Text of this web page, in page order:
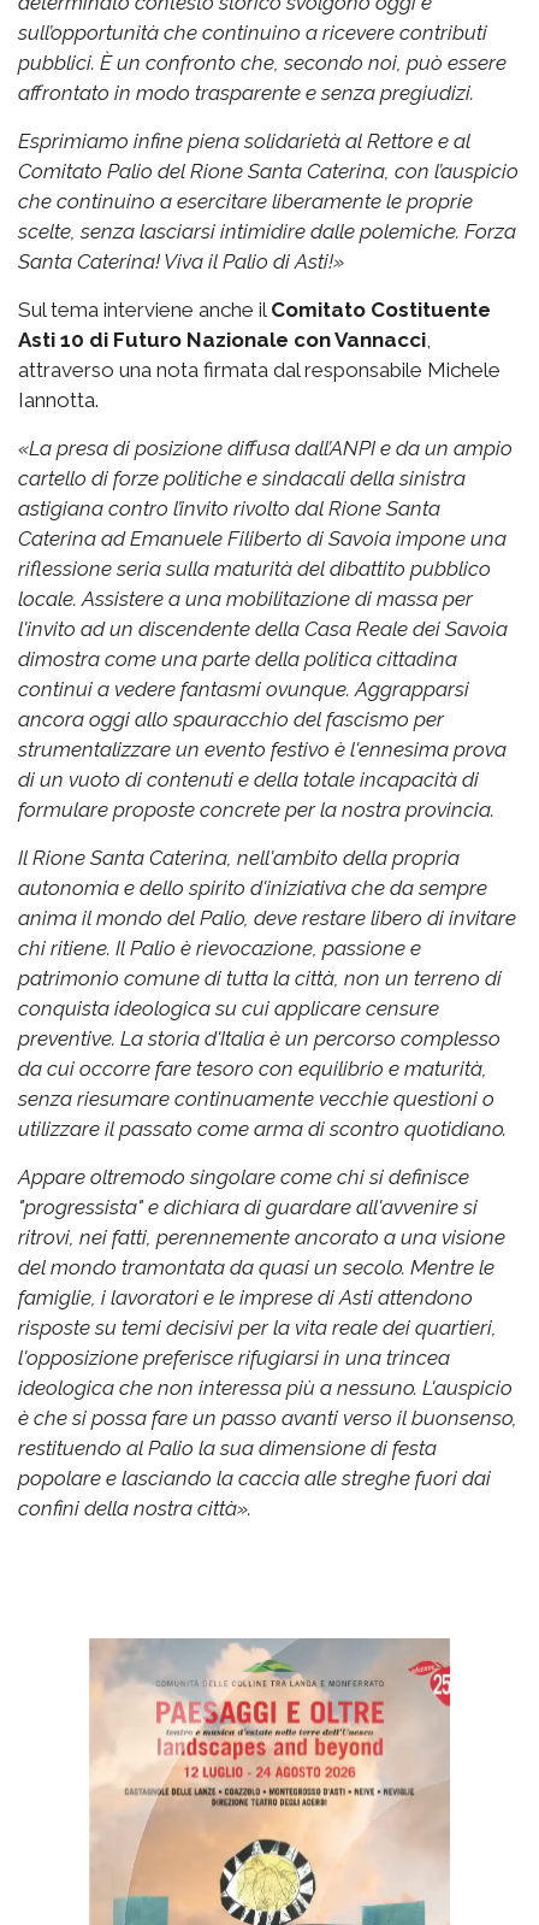
sull’opportunità che continuino a ricevere contributi
pubblici. È un confronto che, secondo noi, può essere
affrontato in modo trasparente e senza pregiudizi.
Esprimiamo infine piena solidarietà al Rettore e al
Comitato Palio del Rione Santa Caterina, con l’auspicio
che continuino a esercitare liberamente le proprie
scelte, senza lasciarsi intimidire dalle polemiche. Forza
Santa Caterina! Viva il Palio di Asti!»
Sul tema interviene anche il Comitato Costituente
Asti 10 di Futuro Nazionale con Vannacci,
attraverso una nota firmata dal responsabile Michele
Iannotta.
«La presa di posizione diffusa dall’ANPI e da un ampio
cartello di forze politiche e sindacali della sinistra
astigiana contro l’invito rivolto dal Rione Santa
Caterina ad Emanuele Filiberto di Savoia impone una
riflessione seria sulla maturità del dibattito pubblico
locale. Assistere a una mobilitazione di massa per
l'invito ad un discendente della Casa Reale dei Savoia
dimostra come una parte della politica cittadina
continui a vedere fantasmi ovunque. Aggrapparsi
ancora oggi allo spauracchio del fascismo per
strumentalizzare un evento festivo è l'ennesima prova
di un vuoto di contenuti e della totale incapacità di
formulare proposte concrete per la nostra provincia.
Il Rione Santa Caterina, nell'ambito della propria
autonomia e dello spirito d'iniziativa che da sempre
anima il mondo del Palio, deve restare libero di invitare
chi ritiene. Il Palio è rievocazione, passione e
patrimonio comune di tutta la città, non un terreno di
conquista ideologica su cui applicare censure
preventive. La storia d'Italia è un percorso complesso
da cui occorre fare tesoro con equilibrio e maturità,
senza riesumare continuamente vecchie questioni o
utilizzare il passato come arma di scontro quotidiano.
Appare oltremodo singolare come chi si definisce
"progressista" e dichiara di guardare all'avvenire si
ritrovi, nei fatti, perennemente ancorato a una visione
del mondo tramontata da quasi un secolo. Mentre le
famiglie, i lavoratori e le imprese di Asti attendono
risposte su temi decisivi per la vita reale dei quartieri,
l'opposizione preferisce rifugiarsi in una trincea
ideologica che non interessa più a nessuno. L'auspicio
è che si possa fare un passo avanti verso il buonsenso,
restituendo al Palio la sua dimensione di festa
popolare e lasciando la caccia alle streghe fuori dai
confini della nostra città».